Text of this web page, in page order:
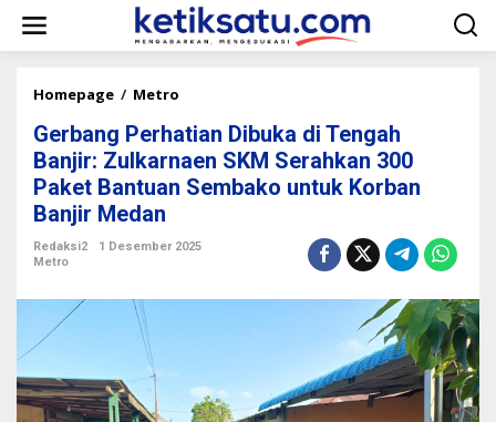
w
Homepage / Metro
r
b
a
n
e
Gerbang Perhatian Dibuka di Tengah
Banjir: Zulkarnaen SKM Serahkan 300
Paket Bantuan Sembako untuk Korban
Banjir Medan
Redaksi2
1 Desember 2025
Metro